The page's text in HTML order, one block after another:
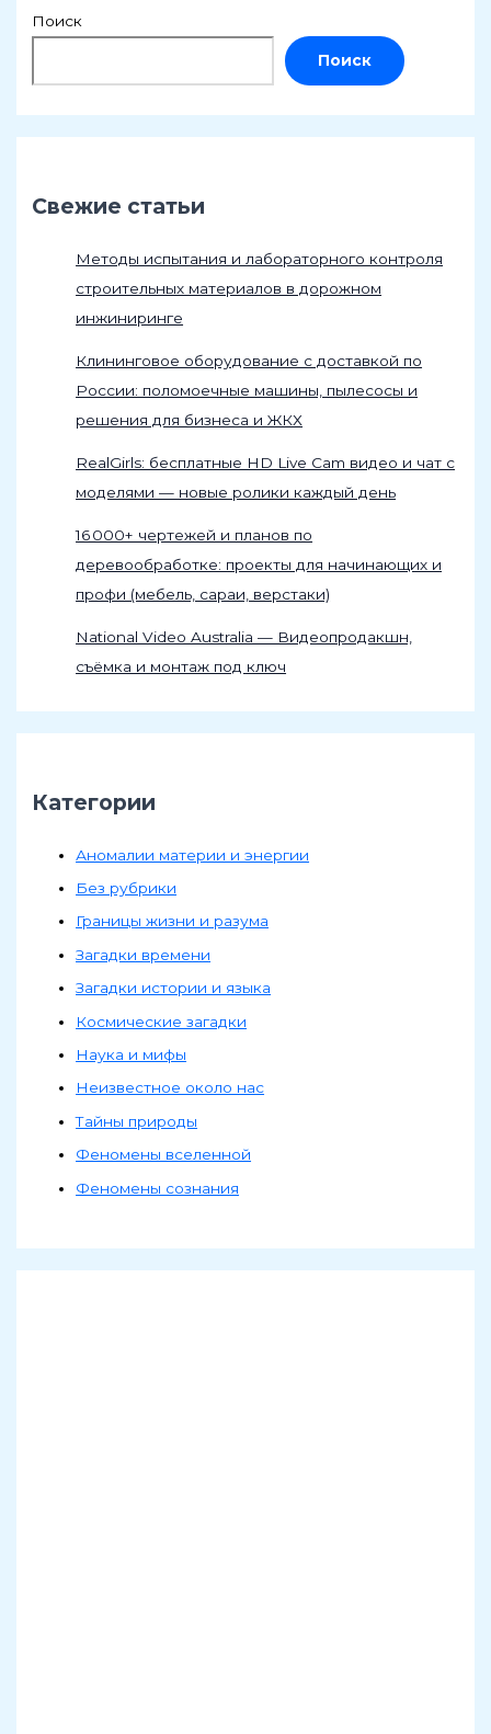
Поиск
Поиск
Свежие статьи
Методы испытания и лабораторного контроля
строительных материалов в дорожном
инжиниринге
Клининговое оборудование с доставкой по
России: поломоечные машины, пылесосы и
решения для бизнеса и ЖКХ
RealGirls: бесплатные HD Live Cam видео и чат с
моделями — новые ролики каждый день
16 000+ чертежей и планов по
деревообработке: проекты для начинающих и
профи (мебель, сараи, верстаки)
National Video Australia — Видеопродакшн,
съёмка и монтаж под ключ
Категории
Аномалии материи и энергии
Без рубрики
Границы жизни и разума
Загадки времени
Загадки истории и языка
Космические загадки
Наука и мифы
Неизвестное около нас
Тайны природы
Феномены вселенной
Феномены сознания